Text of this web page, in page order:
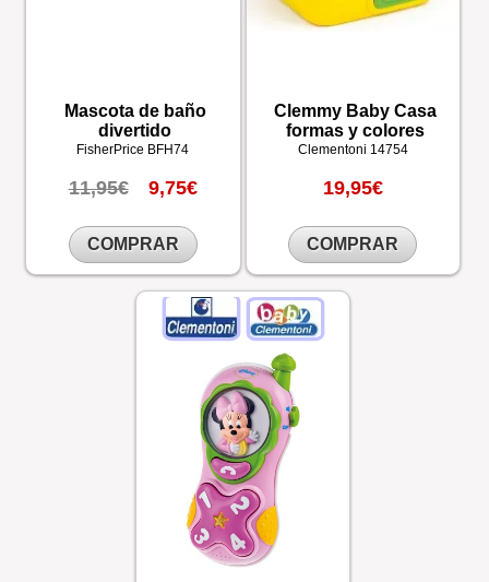
Mascota de baño
divertido
FisherPrice BFH74
11,95€ 9,75€
COMPRAR
Clemmy Baby Casa
formas y colores
Clementoni 14754
19,95€
COMPRAR